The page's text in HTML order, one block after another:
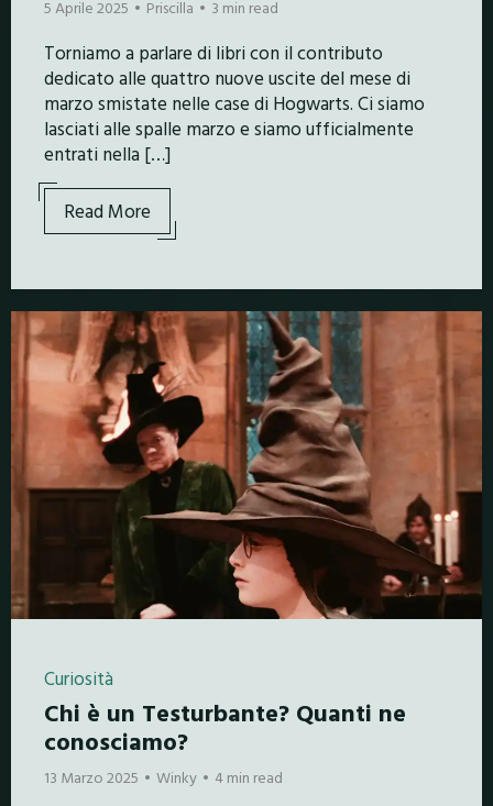
5 Aprile 2025 Priscilla 3 min read
Torniamo a parlare di libri con il contributo
dedicato alle quattro nuove uscite del mese di
marzo smistate nelle case di Hogwarts. Ci siamo
lasciati alle spalle marzo e siamo ufficialmente
entrati nella […]
Read More
Curiosità
Chi è un Testurbante? Quanti ne
conosciamo?
13 Marzo 2025 Winky 4 min read